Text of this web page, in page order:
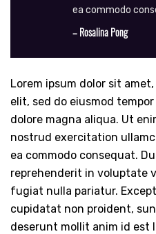
ea commodo
– Rosalina Pong
Lorem ipsum dolor sit
elit, sed do eiusmod
dolore magna aliqua. Ut
nostrud exercitation
ea commodo consequat.
reprehenderit in voluptate
fugiat nulla pariatur.
cupidatat non proident,
deserunt mollit anim id est